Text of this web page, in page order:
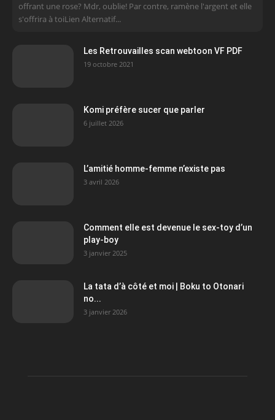
offrant une rose? Mdr, oublie! Par contre, ramène l'argent et elle
s'offrira à toiLien Alternatif...
Les Retrouvailles scan webtoon VF PDF
19 octobre 2021
Komi préfère sucer que parler
6 juillet 2026
L’amitié homme-femme n’existe pas
3 avril 2026
Comment elle est devenue le sex-toy d’un
play-boy
3 janvier 2025
La tata d’à côté et moi | Boku to Otonari
no...
3 janvier 2026